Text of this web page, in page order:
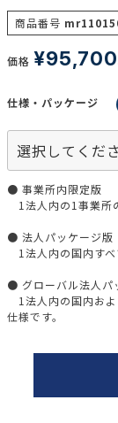
商品番号
価格 ¥95,700
仕様・パッケージ
● 事業所内限定版
1法人内の1事業所
● 法人パッケージ版
1法人内の国内すべ
● グローバル法人パ
1法人内の国内お
仕様です。